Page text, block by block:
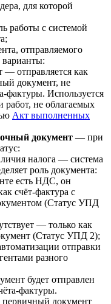
для которой
работы с системой
отправляемого
— отправляется как
документ, не
фактуры. Используется
работ, не облагаемых
Акт выполненных
документ — при
налога — система
роль документа:
есть НДС, он
счёт-фактура с
(Статус УПД
— только как
(Статус УПД 2);
отправки
разного
будет отправлен
фактуры.
первичный документ